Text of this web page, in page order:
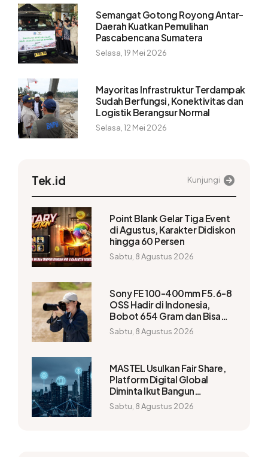
Semangat Gotong Royong Antar-
Daerah Kuatkan Pemulihan
Pascabencana Sumatera
Selasa, 19 Mei 2026
Mayoritas Infrastruktur Terdampak
Sudah Berfungsi, Konektivitas dan
Logistik Berangsur Normal
Selasa, 12 Mei 2026
Tek.id Kunjungi
Point Blank Gelar Tiga Event
di Agustus, Karakter Didiskon
hingga 60 Persen
Sabtu, 8 Agustus 2026
Sony FE 100-400mm F5.6-8
OSS Hadir di Indonesia,
Bobot 654 Gram dan Bisa
Capai 1.200mm
Sabtu, 8 Agustus 2026
MASTEL Usulkan Fair Share,
Platform Digital Global
Diminta Ikut Bangun
Infrastruktur
Sabtu, 8 Agustus 2026